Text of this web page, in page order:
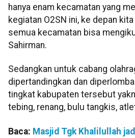
hanya enam kecamatan yang
kegiatan O2SN ini, ke depan
semua kecamatan bisa
Sahirman.
Sedangkan untuk cabang
dipertandingkan dan
tingkat kabupaten tersebut
tebing, renang, bulu tangkis,
Baca: Masjid Tgk Khalilullah